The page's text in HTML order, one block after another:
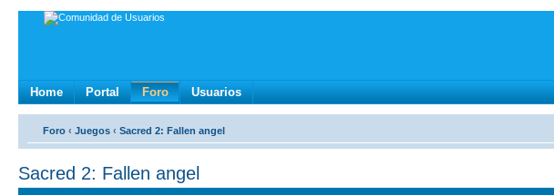
Home Portal Foro Usuarios
Foro ‹ Juegos ‹ Sacred 2: Fallen angel
Sacred 2: Fallen angel